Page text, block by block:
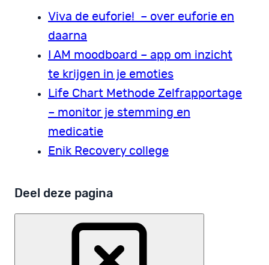
Viva de euforie! – over euforie en
daarna
I AM moodboard – app om inzicht
te krijgen in je emoties
Life Chart Methode Zelfrapportage
– monitor je stemming en
medicatie
Enik Recovery college
Deel deze pagina